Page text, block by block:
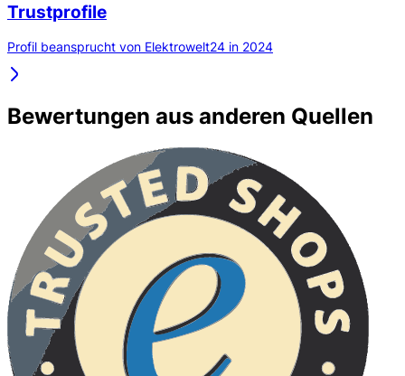
Trustprofile
Profil beansprucht von Elektrowelt24 in 2024
Bewertungen aus anderen Quellen